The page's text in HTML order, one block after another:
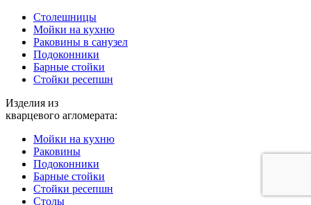
Столешницы
Мойки на кухню
Раковины в санузел
Подоконники
Барные стойки
Стойки ресепшн
Изделия из
кварцевого агломерата:
Мойки на кухню
Раковины
Подоконники
Барные стойки
Стойки ресепшн
Столы